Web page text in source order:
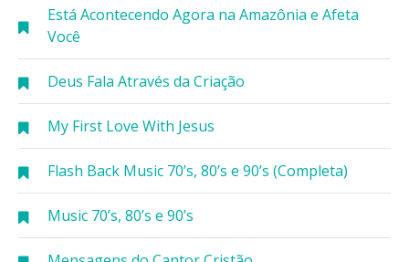
Está Acontecendo Agora na Amazônia e Afeta
Você
Deus Fala Através da Criação
My First Love With Jesus
Flash Back Music 70’s, 80’s e 90’s (Completa)
Music 70’s, 80’s e 90’s